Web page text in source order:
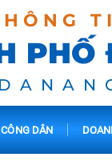
PHỐ
CÔNG DÂN